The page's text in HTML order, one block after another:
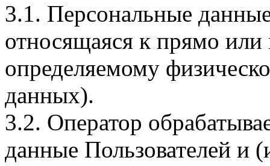
3.1. Персональные
относящаяся к прямо
определяемому
данных).
3.2. Оператор
данные Пользователей и